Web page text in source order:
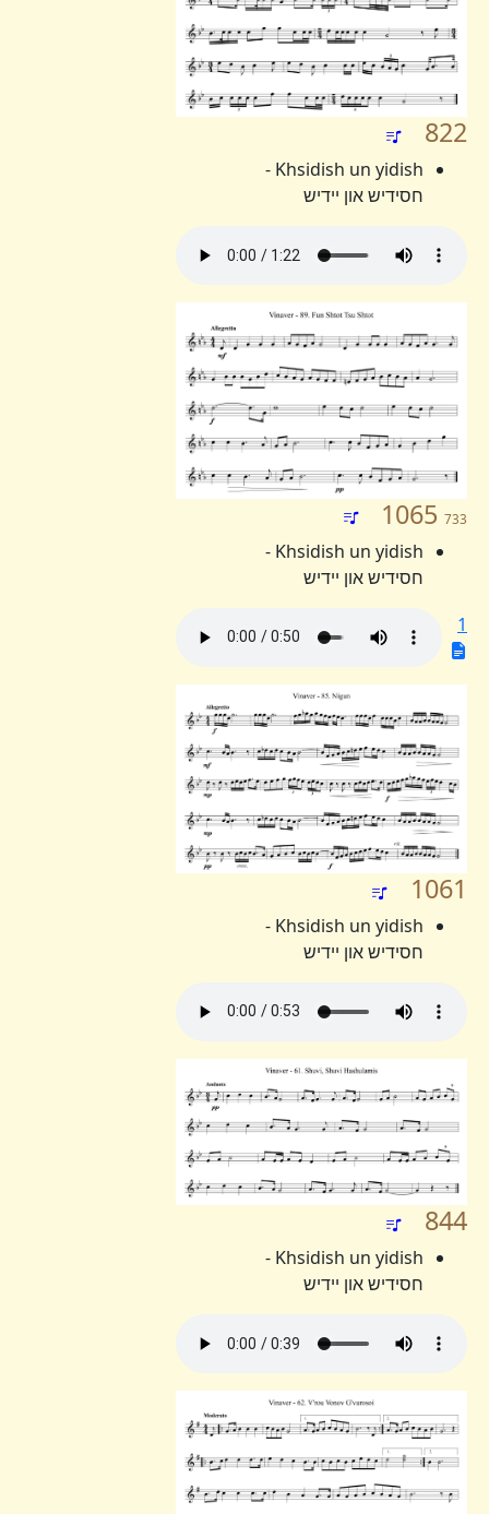
822
Khsidish un yidish -
חסידיש און יידיש
1065 733
Khsidish un yidish -
חסידיש און יידיש
1061
Khsidish un yidish -
חסידיש און יידיש
844
Khsidish un yidish -
חסידיש און יידיש